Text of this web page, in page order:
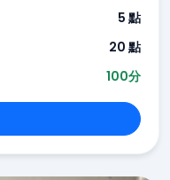
5 點
20 點
100分